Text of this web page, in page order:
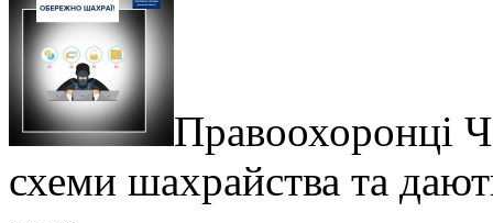
Правоохоронці
схеми шахрайства та